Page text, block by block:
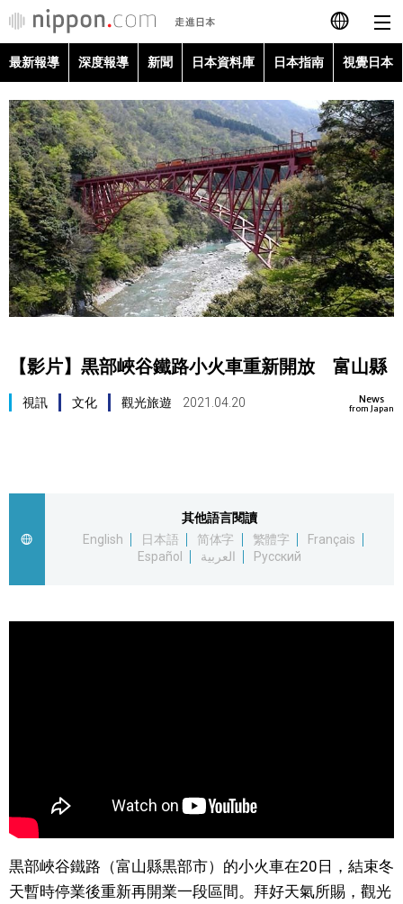
日本語
English
简体字
Français
Español
العربية
最新報導
深度報導
新聞
日本指南
更多
人物訪談
文化
科學技術
最新報導 深度報導 新聞 日本資料庫 日本指南 視覺日本
【影片】黒部峽谷鐵路小火車重新開放 富山縣
News
from Japan
視訊 文化 觀光旅遊 2021.04.20
其他語言閱讀
English
日本語 简体字 繁體字
Français
Español
العربية Русский
黒部峽谷鐵路（富山縣黒部市）的小火車在20日，結束冬
天暫時停業後重新再開業一段區間。拜好天氣所賜，觀光